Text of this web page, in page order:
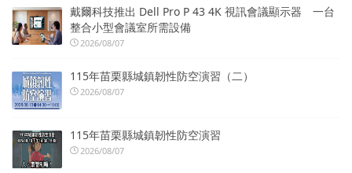
戴爾科技推出 Dell Pro P 43 4K 視訊會議顯示器 一台
整合小型會議室所需設備
2026/08/07
115年苗栗縣城鎮韌性防空演習（二）
2026/08/07
115年苗栗縣城鎮韌性防空演習
2026/08/07